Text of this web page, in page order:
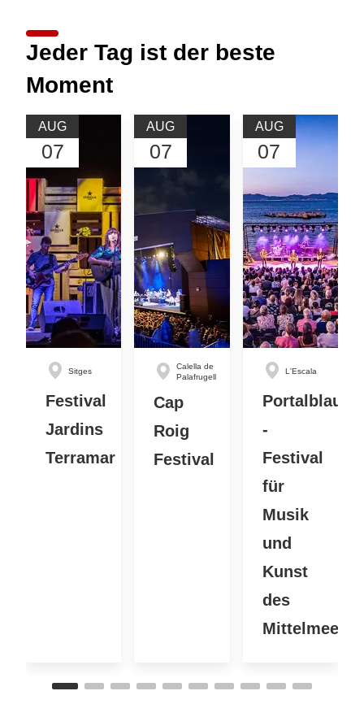
Jeder Tag ist der beste
Moment
AUG
07
Sitges
Festival
Jardins
Terramar
AUG
07
Calella de
Palafrugell
Cap
Roig
Festival
AUG
07
L'Escala
Portalblau
-
Festival
für
Musik
und
Kunst
des
Mittelmeers